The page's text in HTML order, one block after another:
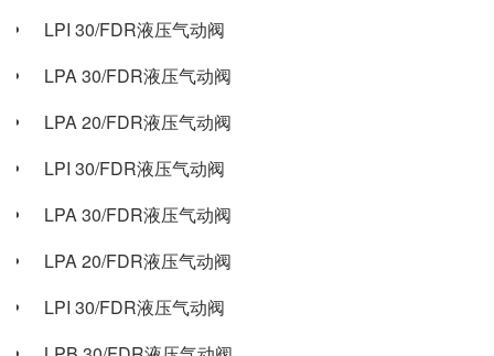
LPI 30/FDR液压气动阀
LPA 30/FDR液压气动阀
LPA 20/FDR液压气动阀
LPI 30/FDR液压气动阀
LPA 30/FDR液压气动阀
LPA 20/FDR液压气动阀
LPI 30/FDR液压气动阀